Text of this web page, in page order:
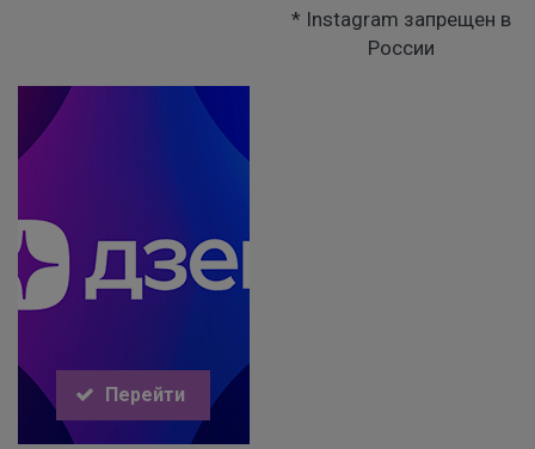
* Instagram запрещен в
России
Перейти